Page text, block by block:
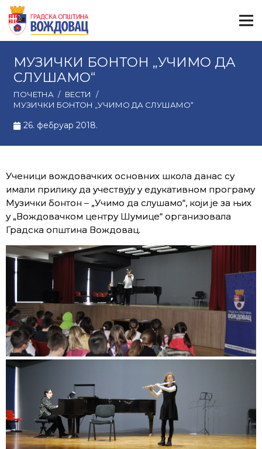
МУЗИЧКИ БОНТОН „УЧИМО ДА
СЛУШАМО“
ПОЧЕТНА / ВЕСТИ
/
МУЗИЧКИ БОНТОН „УЧИМО ДА СЛУШАМО“
26. фебруар 2018.
Ученици вождовачких основних школа данас су
имали прилику да учествују у едукативном програму
Музички бонтон – „Учимо да слушамо“, који је за њих
у „Вождовачком центру Шумице“ организовала
Градска општина Вождовац.